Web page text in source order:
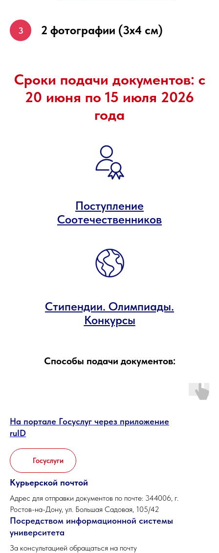
2 фотографии (3х4 см)
Сроки подачи документов: с
20 июня по 15 июля 2026
года
Поступление
Соотечественников
Стипендии. Олимпиады.
Конкурсы
Способы подачи документов:
На портале Госуслуг через приложение
ruID
Госуслуги
Курьерской почтой
Адрес для отправки документов по почте: 344006, г.
Ростов-на-Дону, ул. Большая Садовая, 105/42
Посредством информационной системы
университета
За консультацией обращаться на почту